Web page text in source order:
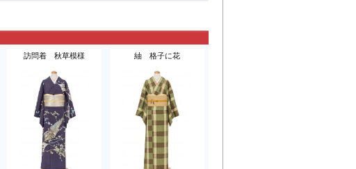
訪問着 秋草模様 紬 格子に花